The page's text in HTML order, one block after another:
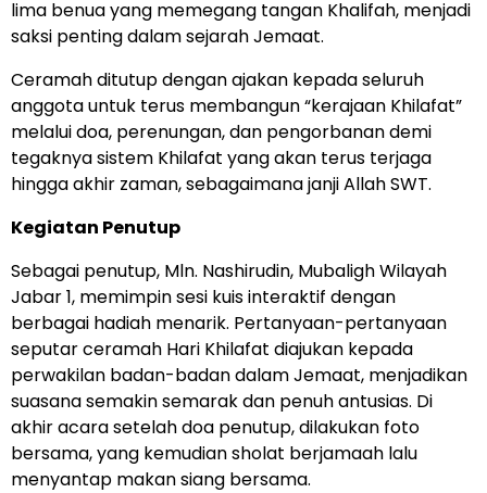
lima benua yang memegang tangan Khalifah, menjadi
saksi penting dalam sejarah Jemaat.
Ceramah ditutup dengan ajakan kepada seluruh
anggota untuk terus membangun “kerajaan Khilafat”
melalui doa, perenungan, dan pengorbanan demi
tegaknya sistem Khilafat yang akan terus terjaga
hingga akhir zaman, sebagaimana janji Allah SWT.
Kegiatan Penutup
Sebagai penutup, Mln. Nashirudin, Mubaligh Wilayah
Jabar 1, memimpin sesi kuis interaktif dengan
berbagai hadiah menarik. Pertanyaan-pertanyaan
seputar ceramah Hari Khilafat diajukan kepada
perwakilan badan-badan dalam Jemaat, menjadikan
suasana semakin semarak dan penuh antusias. Di
akhir acara setelah doa penutup, dilakukan foto
bersama, yang kemudian sholat berjamaah lalu
menyantap makan siang bersama.